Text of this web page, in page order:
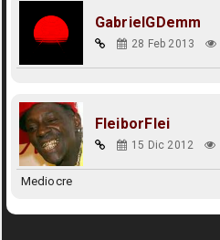
GabrielGDemm
28 Feb 2013
FleiborFlei
15 Dic 2012
Mediocre